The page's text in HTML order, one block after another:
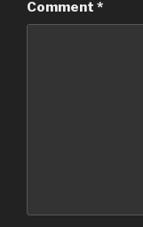
Comment *